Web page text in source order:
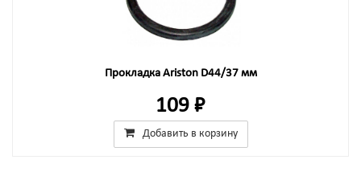
Прокладка Ariston D44/37 мм
109 ₽
Добавить в корзину